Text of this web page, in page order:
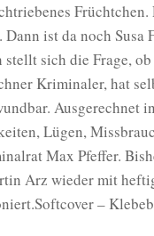
ist da noch Susa
sich die Frage,
Kriminaler, hat
Ausgerechnet
Lügen,
Max Pfeffer.
Arz wieder mit
–